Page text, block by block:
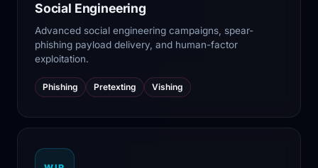
Social Engineering
Advanced social engineering campaigns, spear-
phishing payload delivery, and human-factor
exploitation.
Phishing Pretexting Vishing